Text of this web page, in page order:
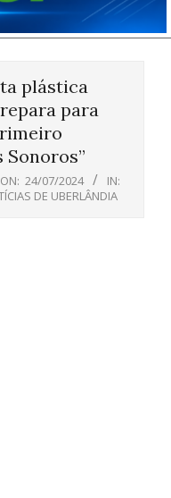
plástica
para
Sonoros”
ON: 24/07/2024
IN:
DE UBERLÂNDIA